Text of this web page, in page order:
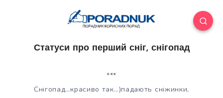
Статуси про перший сніг, снігопад
***
Снігопад…красиво так…)падають сніжинки,